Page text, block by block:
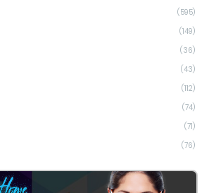
(595)
(149)
(36)
(43)
(112)
(74)
(71)
(76)